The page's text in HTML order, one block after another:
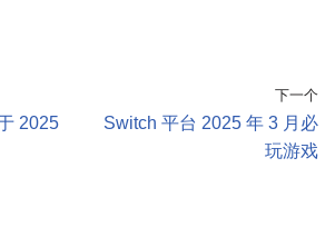
2025
下一个
Switch 平台 2025 年 3 月必
玩游戏